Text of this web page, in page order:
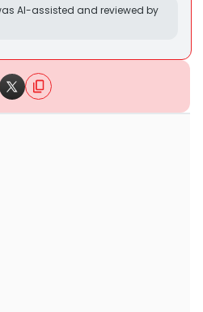
AI-assisted and reviewed by